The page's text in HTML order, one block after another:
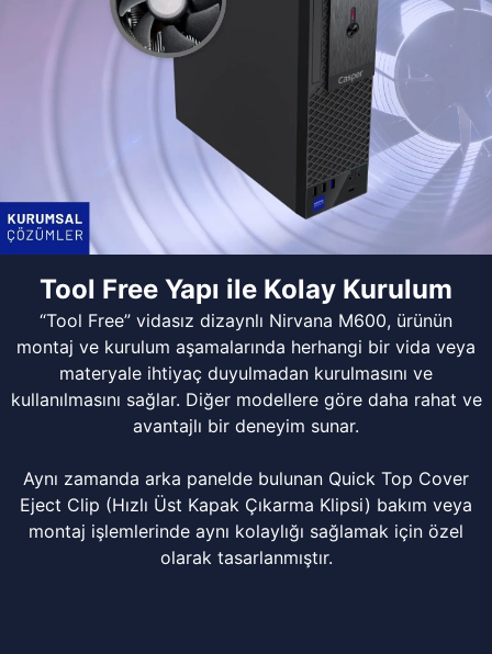
Tool Free Yapı ile Kolay Kurulum
“Tool Free” vidasız dizaynlı Nirvana M600, ürünün
montaj ve kurulum aşamalarında herhangi bir vida veya
materyale ihtiyaç duyulmadan kurulmasını ve
kullanılmasını sağlar. Diğer modellere göre daha rahat ve
avantajlı bir deneyim sunar.
Aynı zamanda arka panelde bulunan Quick Top Cover
Eject Clip (Hızlı Üst Kapak Çıkarma Klipsi) bakım veya
montaj işlemlerinde aynı kolaylığı sağlamak için özel
olarak tasarlanmıştır.